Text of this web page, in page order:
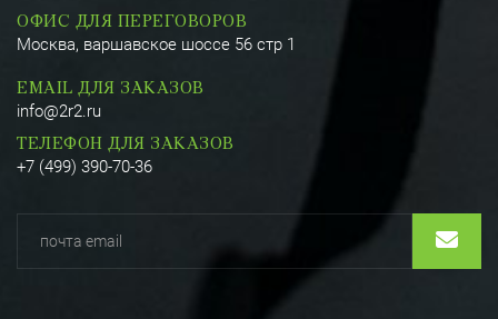
ОФИС ДЛЯ ПЕРЕГОВОРОВ
Москва, варшавское шоссе 56 стр 1
EMAIL ДЛЯ ЗАКАЗОВ
info@2r2.ru
ТЕЛЕФОН ДЛЯ ЗАКАЗОВ
+7 (499) 390-70-36